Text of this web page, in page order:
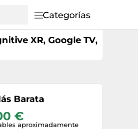
Categorías
XR, Google TV,
Barata
€
aproximadamente